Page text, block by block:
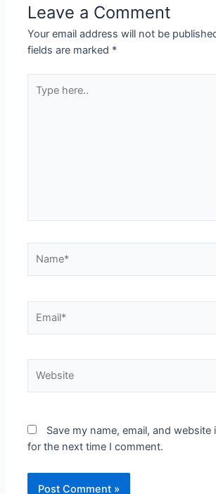
Leave a Comment
Your email address will not be
fields are marked *
here..
Save my name, email, and
for the next time I comment.